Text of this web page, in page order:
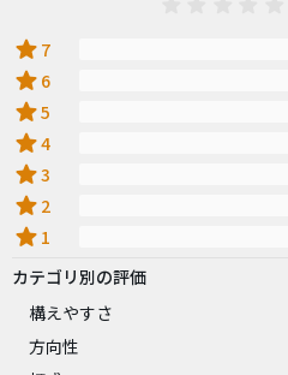
star 7
star 6
star5
star4
star3
star 2
star 1
カテゴリ別の評価
構えやすさ
方向性